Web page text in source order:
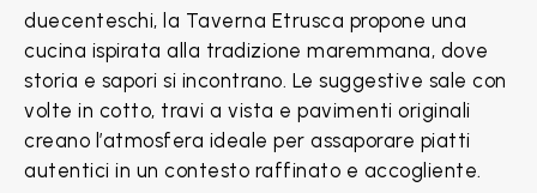
duecenteschi, la Taverna Etrusca propone una
cucina ispirata alla tradizione maremmana, dove
storia e sapori si incontrano. Le suggestive sale con
volte in cotto, travi a vista e pavimenti originali
creano l’atmosfera ideale per assaporare piatti
autentici in un contesto raffinato e accogliente.